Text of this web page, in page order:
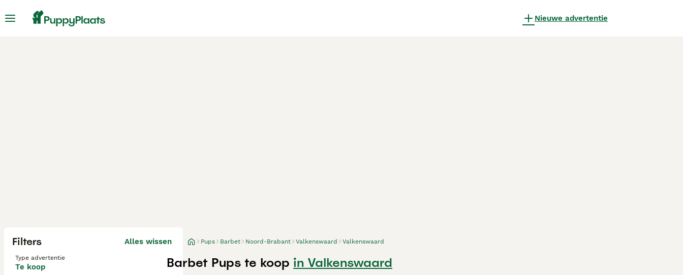
Nieuwe advertentie
Filters Alles wissen
Type advertentie
Te koop
Pups Barbet Noord-Brabant Valkenswaard Valkenswaard
Barbet Pups te koop in Valkenswaard